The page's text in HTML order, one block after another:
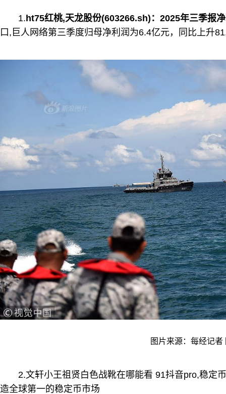
1. ht75红桃,天龙股份(603266.sh)：2025年三季报
口,巨人网络第三季度归母净利润为6.4亿元，同比上升
图片来源：每经记者
2.文轩小王祖贤白色战靴在哪能看 91抖音pro,稳定
造全球第一的稳定币市场